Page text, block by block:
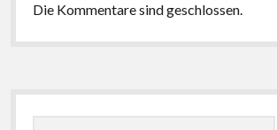
Die Kommentare sind geschlossen.
Seitenleiste